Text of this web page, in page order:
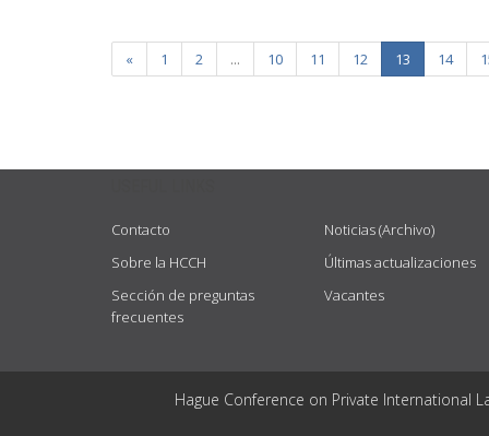
« 1 2 ... 10 11 12 13 14
Contacto
Sobre la HCCH
Sección de preguntas
frecuentes
Noticias (Archivo)
Últimas actualizaciones
Vacantes
Hague Conference on Private International